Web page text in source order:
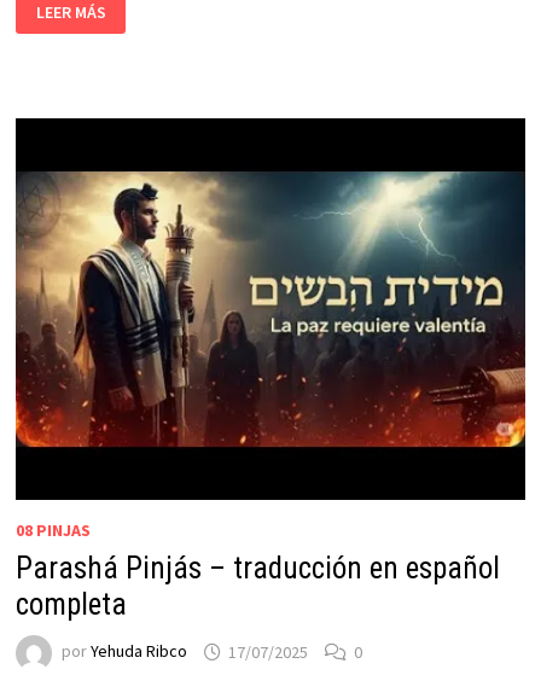
LEER MÁS
08 PINJAS
Parashá Pinjás – traducción en español
completa
porYehuda Ribco 17/07/2025 0